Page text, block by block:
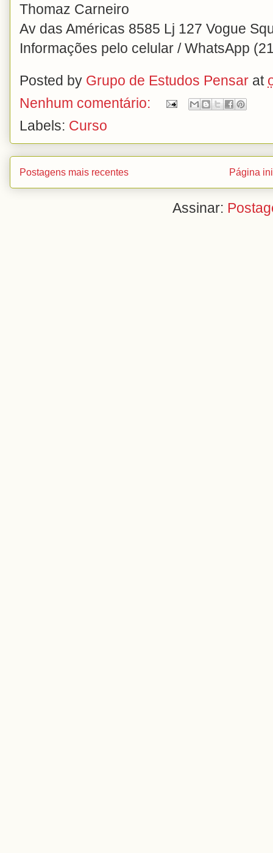
Thomaz Carneiro
Av das Américas 8585 Lj 127 Vogue
Informações pelo celular / WhatsApp
Posted by Grupo de Estudos Pensar at
Nenhum comentário:
Labels: Curso
Postagens mais recentes Página
Assinar: